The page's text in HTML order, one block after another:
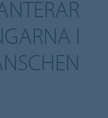
I